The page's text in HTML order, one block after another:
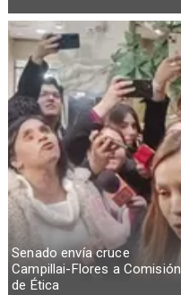
Senado envía cruce
Campillai-Flores a Comisión
de Ética